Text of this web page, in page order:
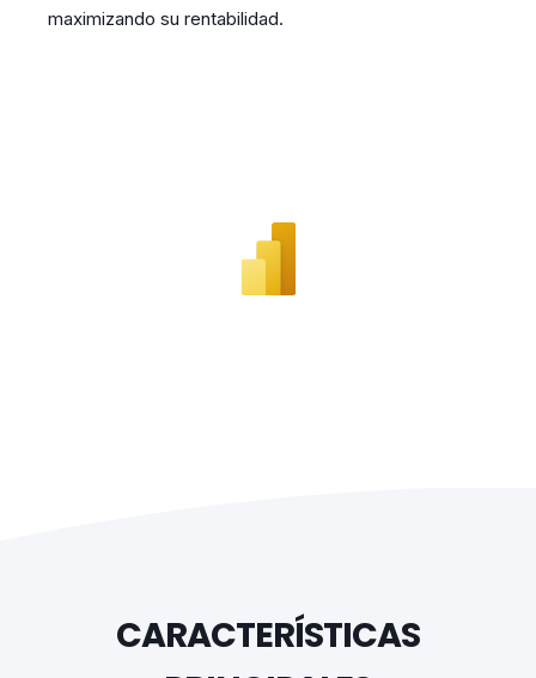
maximizando su rentabilidad.
CARACTERÍSTICAS